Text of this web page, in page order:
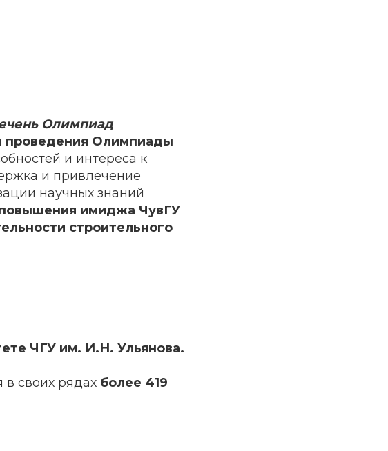
Олимпиад
проведения Олимпиады
и интереса к
и привлечение
научных знаний
имиджа ЧувГУ
строительного
ЧГУ им. И.Н. Ульянова.
в своих рядах более 419